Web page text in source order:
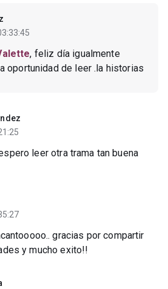
, feliz día igualmente
oportunidad de leer .la historias
leer otra trama tan buena
gracias por compartir
y mucho exito!!